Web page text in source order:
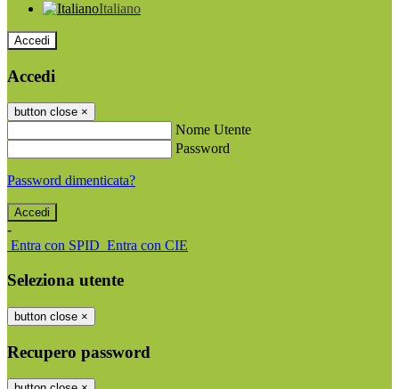
Italiano
Accedi
Accedi
button close ×
Nome Utente
Password
Password dimenticata?
-
Entra con SPID Entra con CIE
Seleziona utente
button close ×
Recupero password